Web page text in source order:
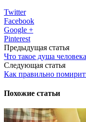
Twitter
Facebook
Google +
Pinterest
Предыдущая статья
Что такое душа
Следующая статья
Как правильно
Похожие статьи